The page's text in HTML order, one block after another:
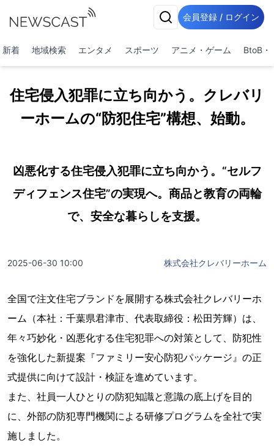
会員登録 / ログイン
新着 地域検索 エンタメ スポーツ アニメ・ゲーム BtoB・
住宅侵入犯罪に立ち向かう。クレバリ
ーホームの“防犯住宅”構想、始動。
凶悪化する住宅侵入犯罪に立ち向かう。“セルフ
ディフェンス住宅”の実現へ。商品と教育の両輪
で、安全な暮らしを支援。
2025-06-30 10:00 株式会社クレバリーホーム
全国で注文住宅ブランドを展開する株式会社クレバリーホ
ーム（本社：千葉県君津市、代表取締役：松田芳輝）は、
年々巧妙化・凶悪化する住宅犯罪への対策として、防犯性
を強化した新提案『ファミリー安心防犯パッケージ』の正
式提供に向けて設計・検証を進めています。
また、社員一人ひとりの防犯知識と意識の底上げを目的
に、外部の防犯専門機関による研修プログラムを全社で実
施しました。